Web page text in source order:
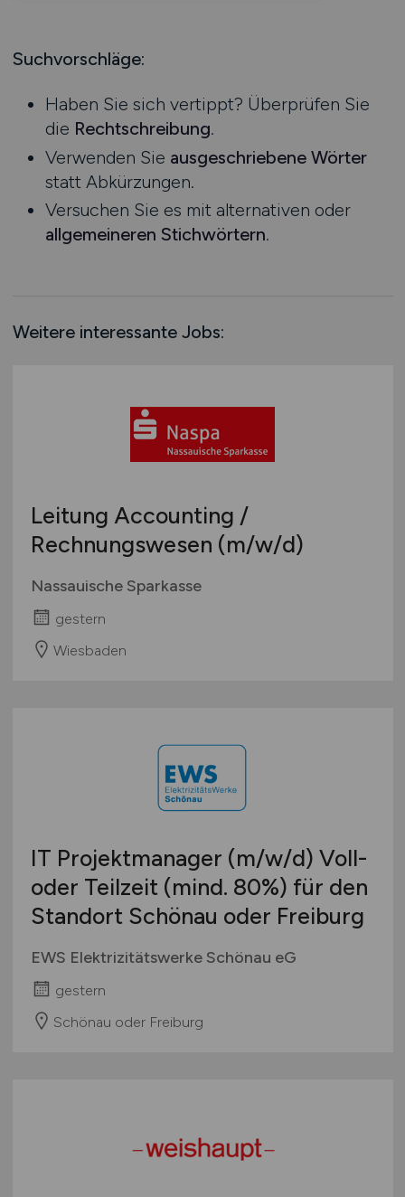
Ausbildung / Studium
Praktikum
Mecklenburg-Vorpommern
Nordrhein-Westfalen
Rheinland-Pfalz
Saarland
Sachsen
Sachsen-Anhalt
Schleswig-Holstein
Schweiz
Suchvorschläge:
Haben Sie sich vertippt? Überprüfen Sie
die Rechtschreibung.
Verwenden Sie ausgeschriebene Wörter
statt Abkürzungen.
Versuchen Sie es mit alternativen oder
allgemeineren Stichwörtern.
Weitere interessante Jobs:
Leitung Accounting /
Rechnungswesen (m/w/d)
Nassauische Sparkasse
gestern
Wiesbaden
IT Projektmanager (m/w/d) Voll-
oder Teilzeit (mind. 80%) für den
Standort Schönau oder Freiburg
EWS Elektrizitätswerke Schönau eG
gestern
Schönau oder Freiburg